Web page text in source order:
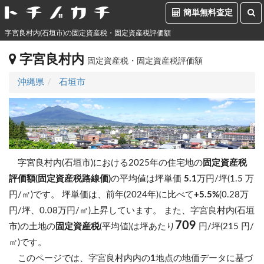
簡単無料査定
字宮良村内(石垣市)の固定資産税・固定資産税評価額
字宮良村内 固定資産税・固定資産税評価額
沖縄県 石垣市
字宮良村内(石垣市)における2025年の住宅地の 固定資産税
評価額(固定資産税路線価)の平均値は坪単価 5.1万円/坪(1.5 万
円/㎡)です。 坪単価は、前年(2024年)に比べて+5.5%(0.28万
円/坪、0.08万円/㎡)上昇しています。
また、字宮良村内(石垣
市)の土地の 固定資産税(平均値)は坪あたり 709 円/坪(215 円/
㎡)です。
このページでは、字宮良村内内の1地点の地価データに基づ